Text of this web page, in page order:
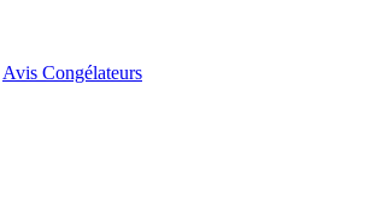
Avis Congélateurs